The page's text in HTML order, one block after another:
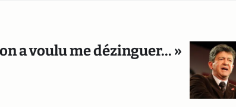
a voulu me dézinguer... »